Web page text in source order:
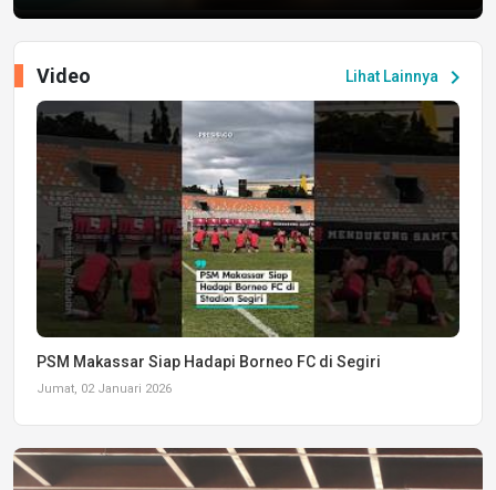
Lihat Lainnya chevron_right
Video
PSM Makassar Siap Hadapi Borneo FC di Segiri
Jumat, 02 Januari 2026